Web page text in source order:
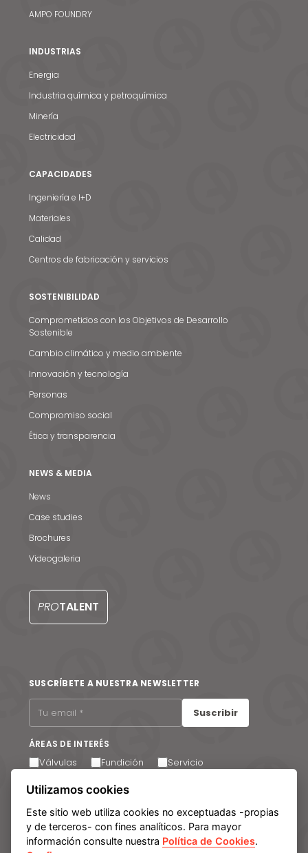
Noticias y medios
AMPO FOUNDRY
INDUSTRIAS
Energia
Industria química y petroquímica
Minería
Electricidad
CAPACIDADES
Ingeniería e I+D
Materiales
Calidad
Centros de fabricación y servicios
SOSTENIBILIDAD
Comprometidos con los Objetivos de Desarrollo
Sostenible
Cambio climático y medio ambiente
Innovación y tecnología
Personas
Compromiso social
Ética y transparencia
NEWS & MEDIA
News
Case studies
Brochures
Videogaleria
PROTALENT
SUSCRÍBETE A NUESTRA NEWSLETTER
Suscribir
ÁREAS DE INTERÉS
Válvulas Fundición Servicio
Acepto recibir comunicaciones por correo electrónico.
través del enlace que encontrará en el pie de página de
nuestros correos electrónicos.
Utilizamos cookies
Este sitio web utiliza cookies no exceptuadas -propias
y de terceros- con fines analíticos. Para mayor
información consulte nuestra Política de Cookies.